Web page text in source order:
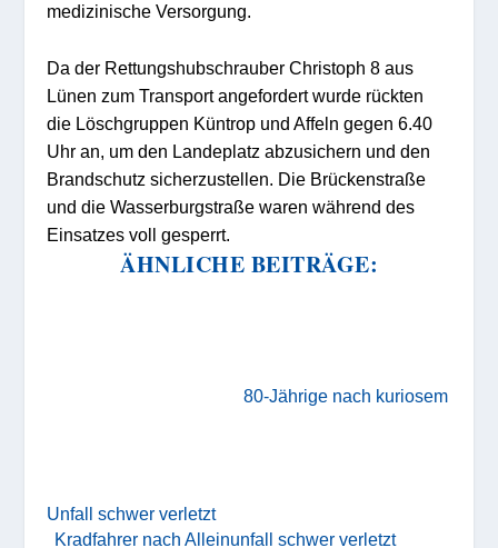
medizinische Versorgung.
Da der Rettungshubschrauber Christoph 8 aus
Lünen zum Transport angefordert wurde rückten
die Löschgruppen Küntrop und Affeln gegen 6.40
Uhr an, um den Landeplatz abzusichern und den
Brandschutz sicherzustellen. Die Brückenstraße
und die Wasserburgstraße waren während des
Einsatzes voll gesperrt.
ÄHNLICHE BEITRÄGE:
80-Jährige nach kuriosem
Unfall schwer verletzt
Kradfahrer nach Alleinunfall schwer verletzt